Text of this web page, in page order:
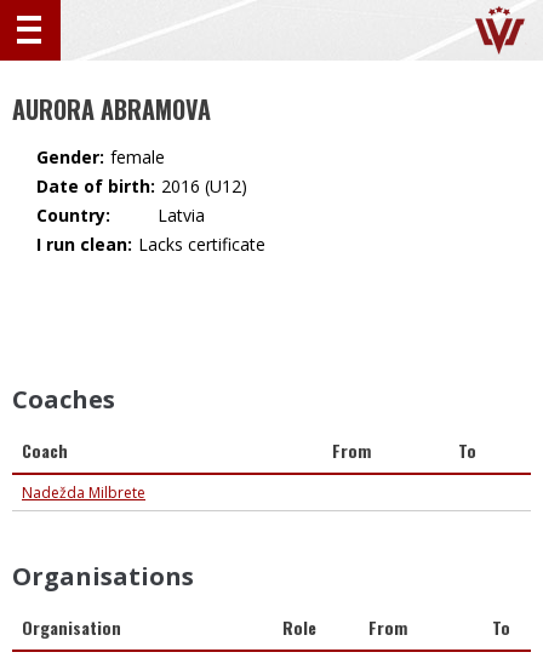
AURORA ABRAMOVA
Gender: female
Date of birth: 2016 (U12)
Country:
🇱🇻 Latvia
I run clean: Lacks certificate
Coaches
Coach From To
Nadežda Milbrete
Organisations
Organisation Role From To